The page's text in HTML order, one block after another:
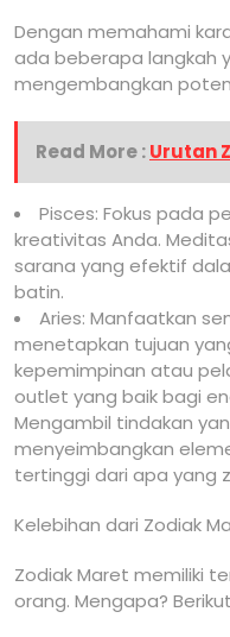
Dengan memahami
ada beberapa langkah
mengembangkan
Read More :Urutan
Pisces: Fokus pada
kreativitas Anda.
sarana yang efektif
batin.
Aries: Manfaatkan
menetapkan tujuan
kepemimpinan atau
outlet yang baik bagi
Mengambil tindakan
menyeimbangkan
tertinggi dari apa yang
Kelebihan dari Zodiak
Zodiak Maret memiliki
orang. Mengapa?